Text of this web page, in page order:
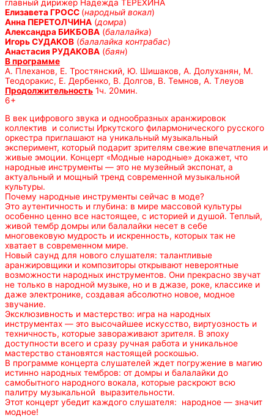
главный дирижер Надежда ТЕРЁХИНА
Елизавета ГРОСС (народный вокал)
Анна ПЕРЕТОЛЧИНА (домра)
Александра БИКБОВА (балалайка)
Игорь СУДАКОВ (балалайка контрабас)
Анастасия РУДАКОВА (баян)
В программе
А. Плеханов, Е. Тростянский, Ю. Шишаков, А. Долуханян, М.
Теодоракис, Е. Дербенко, В. Долгов, В. Темнов, А. Тлеуов
Продолжительность 1ч. 20мин.
6+
В век цифрового звука и однообразных аранжировок
коллектив и солисты Иркутского филармонического русского
оркестра приглашают на уникальный музыкальный
эксперимент, который подарит зрителям свежие впечатления и
живые эмоции. Концерт «Модные народные» докажет, что
народные инструменты — это не музейный экспонат, а
актуальный и мощный тренд современной музыкальной
культуры.
Почему народные инструменты сейчас в моде?
Это аутентичность и глубина: в мире массовой культуры
особенно ценно все настоящее, с историей и душой. Теплый,
живой тембр домры или балалайки несет в себе
многовековую мудрость и искренность, которых так не
хватает в современном мире.
Новый саунд для нового слушателя: талантливые
аранжировщики и композиторы открывают невероятные
возможности народных инструментов. Они прекрасно звучат
не только в народной музыке, но и в джазе, роке, классике и
даже электронике, создавая абсолютно новое, модное
звучание.
Эксклюзивность и мастерство: игра на народных
инструментах — это высочайшее искусство, виртуозность и
техничность, которые завораживают зрителя. В эпоху
доступности всего и сразу ручная работа и уникальное
мастерство становятся настоящей роскошью.
В программе концерта слушателей ждет погружение в магию
истинно народных тембров: от домры и балалайки до
самобытного народного вокала, которые раскроют всю
палитру музыкальной выразительности.
Этот концерт убедит каждого слушателя: народное — значит
модное!